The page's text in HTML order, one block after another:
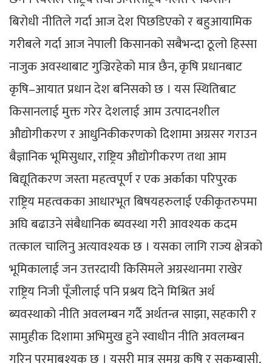
बिरोधी नीतिले गर्दा आज देश पिछडिएको र बहुआयामिक
गरीबले गर्दा आज नेपाली किसानको सबैभन्दा ठूलो हिस्सा
नाजुक अवस्थाबाट गुज्रिरहेको मात्र छैन, कृषि प्रधानबाट
कृषि–आयात प्रधान देश बनिसको छ । यस स्थितिबाट
किसानलाई मुक्त गरेर देशलाई आम उत्पादनशील
औद्योगीकरण र आधुनिकीकरणको दिशामा अग्रसर गराउन
बैज्ञानिक भूमिसुधार, राष्ट्रिय औद्योगीकरण तथा आम
बिद्यूतिकरण जस्ता महत्वपूर्ण र एक अर्काका परिपुरक
राष्ट्रिय महत्वकका आधारभूत बिषयहरुलाई एकीकृतरुपमा
अघि बढाउने संबैधानिक ब्यवस्था गरी आवश्यक कदम
तत्काल चालिनु अत्यावश्यक छ । यसका लागि राज्य क्षेत्रको
भूमिकालाई जन उत्तरदायी किसिमले अग्रस्थानमा राखेर
राष्ट्रिय निजी पूँजीलाई पनि प्रश्रय दिने मिश्रित अर्थ
ब्यवस्थाको नीति अवलम्बन गर्दै अर्थतन्त्र साझा, सहकारी र
सामुहीक दिशामा अभिमुख हुने स्वाधीन नीति अवलम्बन